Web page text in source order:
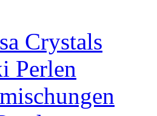
Crystals
Perlen